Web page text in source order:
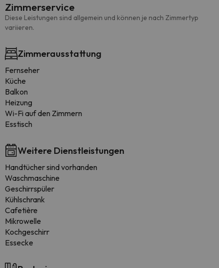
Zimmerservice
Diese Leistungen sind allgemein und können je nach Zimmertyp
variieren.
Zimmerausstattung
Fernseher
Küche
Balkon
Heizung
Wi-Fi auf den Zimmern
Esstisch
Weitere Dienstleistungen
Handtücher sind vorhanden
Waschmaschine
Geschirrspüler
Kühlschrank
Cafetière
Mikrowelle
Kochgeschirr
Essecke